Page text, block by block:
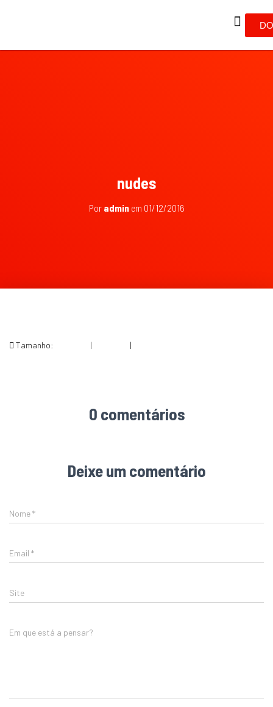
nudes
Por adminem 01/12/2016
Tamanho: | |
0 comentários
Deixe um comentário
Nome*
Email *
Site
Em que está a pensar?